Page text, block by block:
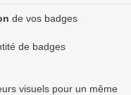
de vos badges
de badges
visuels pour un même